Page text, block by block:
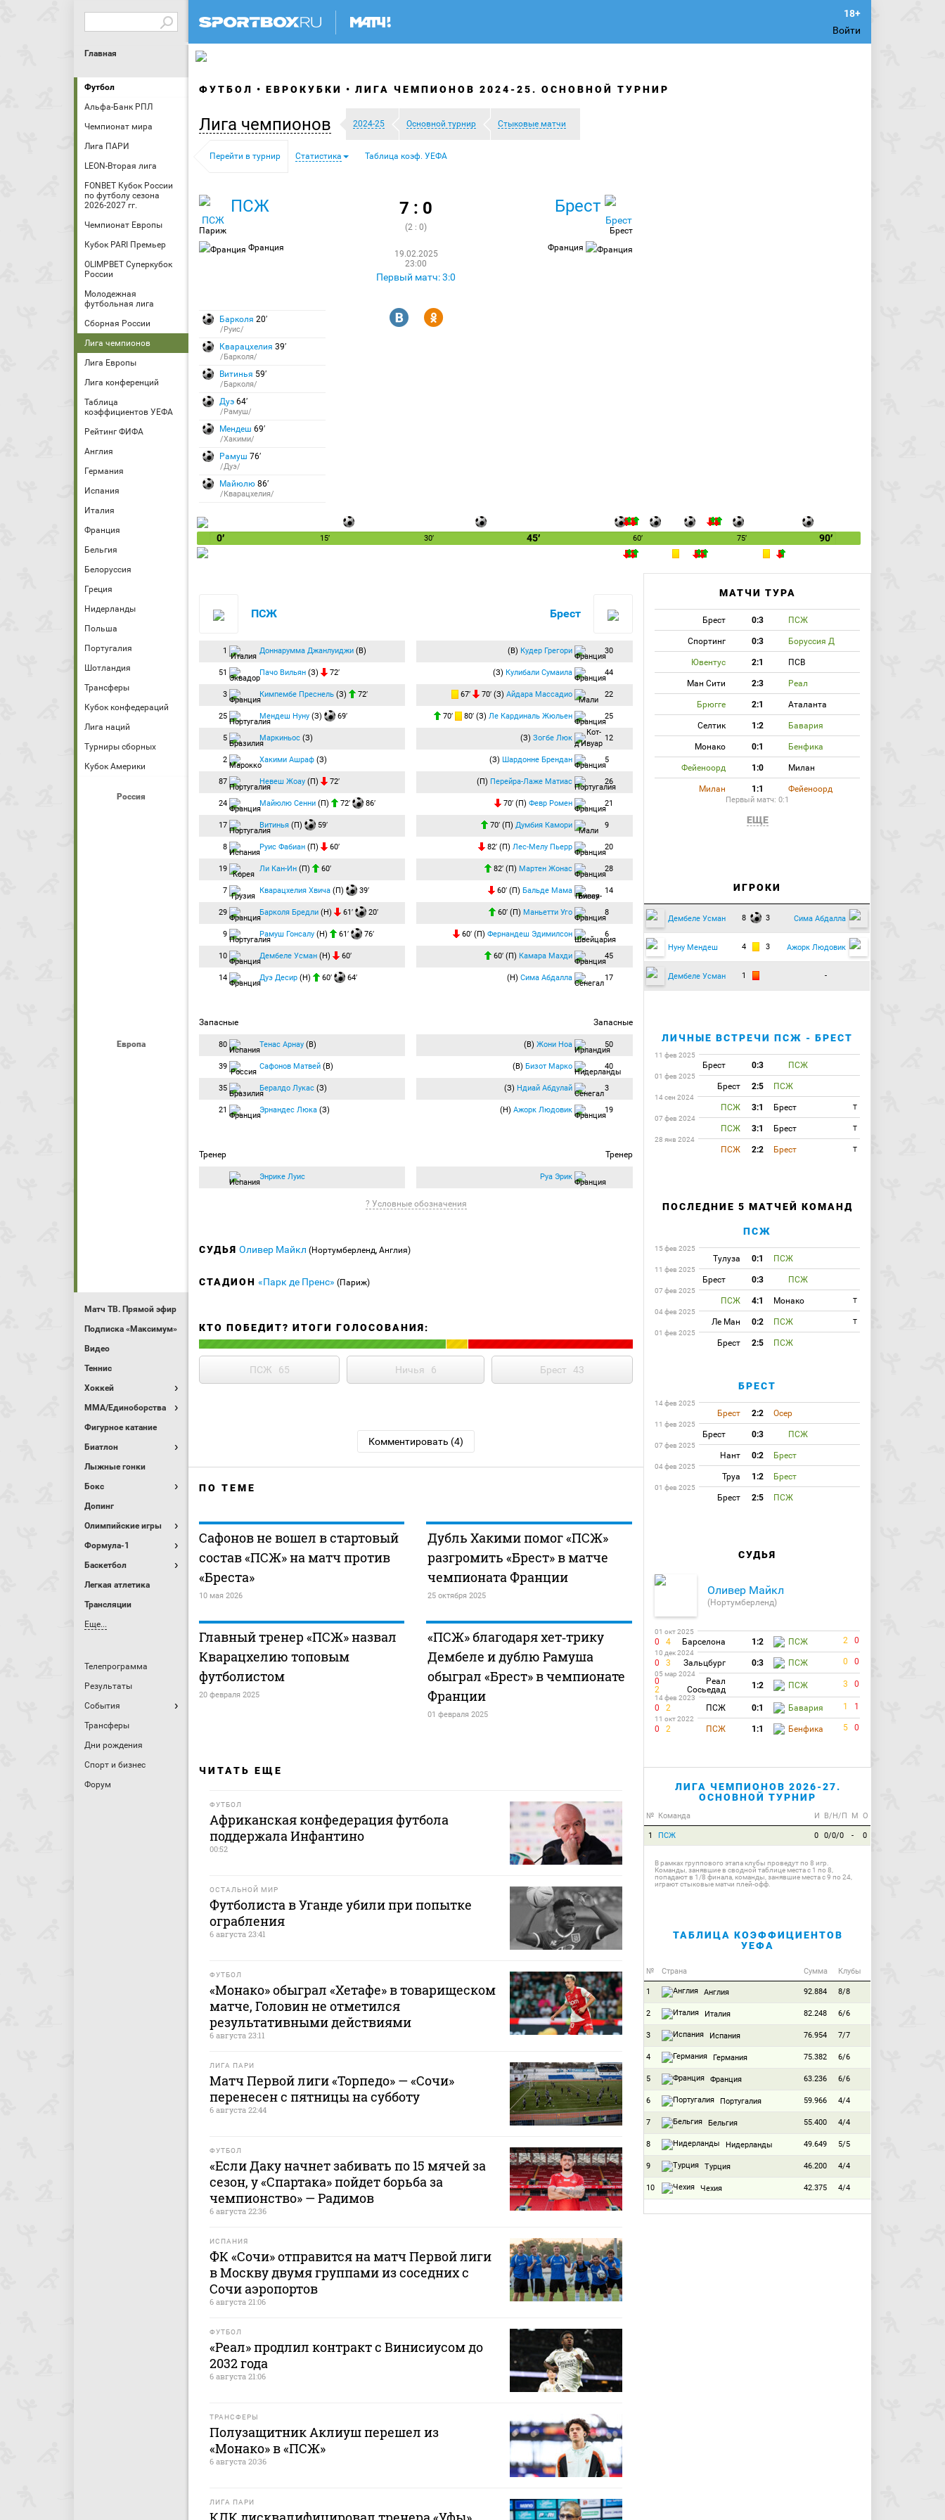
Войти
Главная
Футбол
Альфа-Банк РПЛ
Чемпионат мира
Лига ПАРИ
LEON-Вторая лига
FONBET Кубок России
по футболу сезона
2026-2027 гг.
Чемпионат Европы
Кубок PARI Премьер
OLIMPBET Суперкубок
России
Молодежная
футбольная лига
Сборная России
Лига чемпионов
Лига Европы
Лига конференций
Таблица
коэффициентов УЕФА
Рейтинг ФИФА
Англия
Германия
Испания
Италия
Франция
Бельгия
Белоруссия
Греция
Нидерланды
Польша
Португалия
Шотландия
Трансферы
Кубок конфедераций
Лига наций
Турниры сборных
Кубок Америки
Россия
Европа
Матч ТВ. Прямой эфир
Подписка «Максимум»
Видео
Теннис
Хоккей
MMA/Единоборства
Фигурное катание
Биатлон
Лыжные гонки
Бокс
Допинг
Олимпийские игры
Формула-1
Баскетбол
Легкая атлетика
Трансляции
Еще...
Телепрограмма
Результаты
События
Трансферы
Дни рождения
Спорт и бизнес
Форум
ФУТБОЛ ЕВРОКУБКИ ЛИГА ЧЕМПИОНОВ 2024-25. ОСНОВНОЙ ТУРНИР
Лига чемпионов 2024-25 Основной турнир Стыковые матчи
Перейти в турнир Статистика Таблица коэф. УЕФА
ПСЖ
Париж
Франция
7 : 0
(2 : 0)
19.02.2025
23:00
Первый матч: 3:0
Брест
Брест
Франция
Барколя 20′
/Руис/
Кварацхелия 39′
/Барколя/
Витинья 59′
/Барколя/
Дуэ 64′
/Рамуш/
Мендеш 69′
/Хакими/
Рамуш 76′
/Дуэ/
Майюлю 86′
/Кварацхелия/
R Y
0′ 15′ 30′ 45′ 60′ 75′ 90′
ПСЖ
1 Доннарумма Джанлуиджи (В)
51 Пачо Вильян (З) 72′
3 Кимпембе Преснель (З) 72′
25 Мендеш Нуну (З) 69′
5 Маркиньос (З)
2 Хакими Ашраф (З)
87 Невеш Жоау (П) 72′
24 Майюлю Сенни (П) 72′ 86′
17 Витинья (П) 59′
8 Руис Фабиан (П) 60′
19 Ли Кан-Ин (П) 60′
7 Кварацхелия Хвича (П) 39′
29 Барколя Бредли (Н) 61′ 20′
9 Рамуш Гонсалу (Н) 61′ 76′
10 Дембеле Усман (Н) 60′
14 Дуэ Десир (Н) 60′ 64′
Запасные
80 Тенас Арнау (В)
39 Сафонов Матвей (В)
35 Бералдо Лукас (З)
21 Эрнандес Люка (З)
Тренер
Энрике Луис
Брест
(В) Кудер Грегори 30
(З) Кулибали Сумаила 44
67′ 70′ (З) Айдара Массадио 22
70′ 80′ (З) Ле Кардиналь Жюльен 25
(З) Зогбе Люк 12
(З) Шардонне Брендан 5
(П) Перейра-Лаже Матиас 26
70′ (П) Февр Ромен 21
70′ (П) Думбия Камори 9
82′ (П) Лес-Мелу Пьерр 20
82′ (П) Мартен Жонас 28
60′ (П) Бальде Мама 14
60′ (П) Маньетти Уго 8
60′ (П) Фернандеш Эдимилсон 6
60′ (П) Камара Махди 45
(Н) Сима Абдалла 17
Запасные
(В) Жони Ноа 50
(В) Бизот Марко 40
(З) Ндиай Абдулай 3
(Н) Ажорк Людовик 19
Тренер
Руа Эрик
? Условные обозначения
СУДЬЯ Оливер Майкл (Нортумберленд, Англия)
СТАДИОН «Парк де Пренс» (Париж)
КТО ПОБЕДИТ? ИТОГИ ГОЛОСОВАНИЯ:
ПСЖ 65 Ничья 6 Брест 43
Комментировать (4)
ПО ТЕМЕ
Сафонов не вошел в стартовый
состав «ПСЖ» на матч против
«Бреста»
10 мая 2026
Дубль Хакими помог «ПСЖ»
разгромить «Брест» в матче
чемпионата Франции
25 октября 2025
Главный тренер «ПСЖ» назвал
Кварацхелию топовым
футболистом
20 февраля 2025
«ПСЖ» благодаря хет‑трику
Дембеле и дублю Рамуша
обыграл «Брест» в чемпионате
Франции
01 февраля 2025
ЧИТАТЬ ЕЩЕ
ФУТБОЛ
Африканская конфедерация футбола
поддержала Инфантино
00:52
ОСТАЛЬНОЙ МИР
Футболиста в Уганде убили при попытке
ограбления
6 августа 23:41
ФУТБОЛ
«Монако» обыграл «Хетафе» в товарищеском
матче, Головин не отметился
результативными действиями
6 августа 23:11
ЛИГА ПАРИ
Матч Первой лиги «Торпедо» — «Сочи»
перенесен с пятницы на субботу
6 августа 22:44
ФУТБОЛ
«Если Даку начнет забивать по 15 мячей за
сезон, у «Спартака» пойдет борьба за
чемпионство» — Радимов
6 августа 22:36
ИСПАНИЯ
ФК «Сочи» отправится на матч Первой лиги
в Москву двумя группами из соседних с
Сочи аэропортов
6 августа 21:06
ФУТБОЛ
«Реал» продлил контракт с Винисиусом до
2032 года
6 августа 21:06
ТРАНСФЕРЫ
Полузащитник Аклиуш перешел из
«Монако» в «ПСЖ»
6 августа 20:36
ЛИГА ПАРИ
МАТЧИ ТУРА
Брест 0:3 ПСЖ
Спортинг 0:3 Боруссия Д
Ювентус 2:1 ПСВ
Ман Сити 2:3 Реал
Брюгге 2:1 Аталанта
Селтик 1:2 Бавария
Монако 0:1 Бенфика
Фейеноорд 1:0 Милан
Милан 1:1 Фейеноорд
Первый матч: 0:1
ЕЩЕ
ИГРОКИ
Дембеле Усман 8 3 Сима Абдалла
Нуну Мендеш 4 3 Ажорк Людовик
Дембеле Усман 1 -
ЛИЧНЫЕ ВСТРЕЧИ ПСЖ - БРЕСТ
11 фев 2025
Брест 0:3 ПСЖ
01 фев 2025
Брест 2:5 ПСЖ
14 сен 2024
ПСЖ 3:1 Брест
T
07 фев 2024
ПСЖ 3:1 Брест
T
28 янв 2024
ПСЖ 2:2 Брест T
ПОСЛЕДНИЕ 5 МАТЧЕЙ КОМАНД
ПСЖ
15 фев 2025
Тулуза 0:1 ПСЖ
11 фев 2025
Брест 0:3 ПСЖ
07 фев 2025
ПСЖ 4:1 Монако
T
04 фев 2025
Ле Ман 0:2 ПСЖ
T
01 фев 2025
Брест 2:5 ПСЖ
БРЕСТ
14 фев 2025
Брест 2:2 Осер
11 фев 2025
Брест 0:3 ПСЖ
07 фев 2025
Нант 0:2 Брест
04 фев 2025
Труа 1:2 Брест
01 фев 2025
Брест 2:5 ПСЖ
СУДЬЯ
Оливер Майкл
(Нортумберленд)
01 окт 2025
0 4 Барселона 1:2 ПСЖ 2 0
10 дек 2024
0 3 Зальцбург 0:3 ПСЖ 0 0
05 мар 2024
0
2
Реал
Сосьедад
1:2 ПСЖ 3 0
14 фев 2023
0 2 ПСЖ 0:1 Бавария 1 1
11 окт 2022
0 2 ПСЖ 1:1 Бенфика 5 0
ЛИГА ЧЕМПИОНОВ 2026-27.
ОСНОВНОЙ ТУРНИР
№ Команда И В/Н/П М О
1 ПСЖ 0 0/0/0 - 0
В рамках группового этапа клубы проведут по 8 игр.
Команды, занявшие в сводной таблице места с 1 по 8,
попадают в 1/8 финала, команды, занявшие места с 9 по 24,
играют стыковые матчи плей-офф.
ТАБЛИЦА КОЭФФИЦИЕНТОВ
УЕФА
№ Страна Сумма Клубы
1 Англия 92.884 8/8
2 Италия 82.248 6/6
3 Испания 76.954 7/7
4 Германия 75.382 6/6
5 Франция 63.236 6/6
6 Португалия 59.966 4/4
7 Бельгия 55.400 4/4
8 Нидерланды 49.649 5/5
9 Турция 46.200 4/4
10 Чехия 42.375 4/4